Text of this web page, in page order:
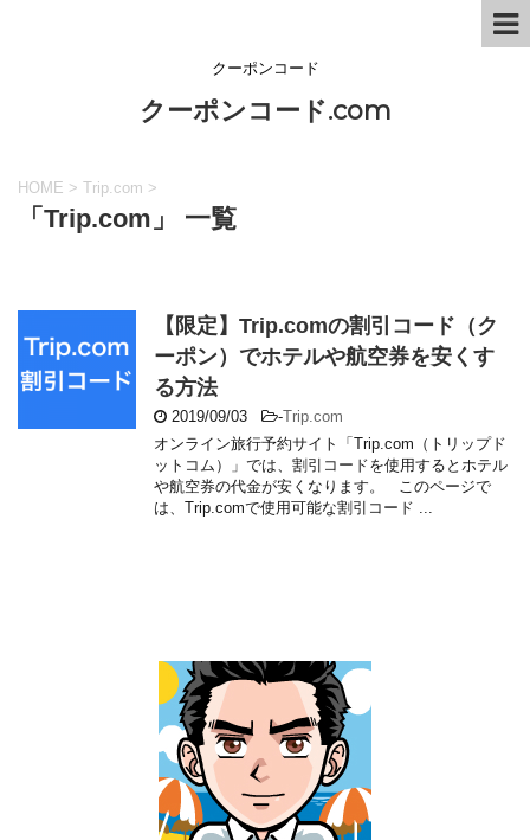
クーポンコード
クーポンコード.com
HOME > Trip.com >
「Trip.com」 一覧
【限定】Trip.comの割引コード（ク
ーポン）でホテルや航空券を安くす
る方法
2019/09/03 -Trip.com
オンライン旅行予約サイト「Trip.com（トリップド
ットコム）」では、割引コードを使用するとホテル
や航空券の代金が安くなります。 このページで
は、Trip.comで使用可能な割引コード ...